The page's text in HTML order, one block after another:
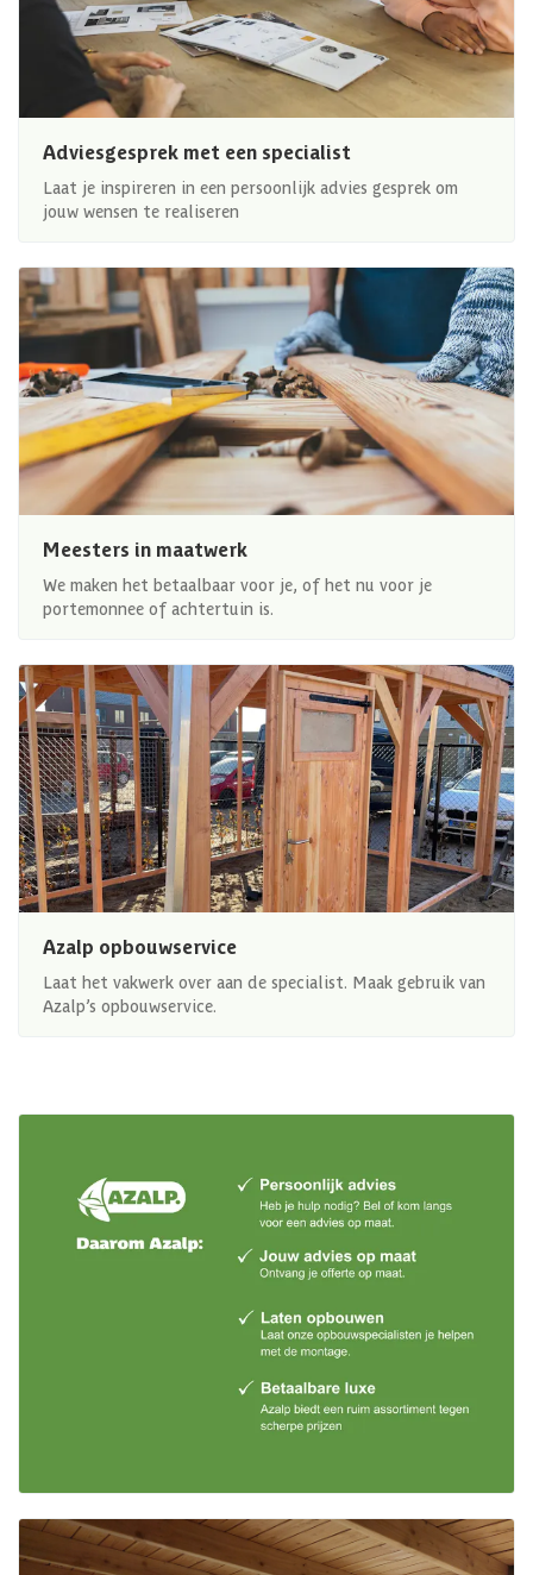
Adviesgesprek met een specialist
Laat je inspireren in een persoonlijk advies gesprek om
jouw wensen te realiseren
Meesters in maatwerk
We maken het betaalbaar voor je, of het nu voor je
portemonnee of achtertuin is.
Azalp opbouwservice
Laat het vakwerk over aan de specialist. Maak gebruik van
Azalp’s opbouwservice.